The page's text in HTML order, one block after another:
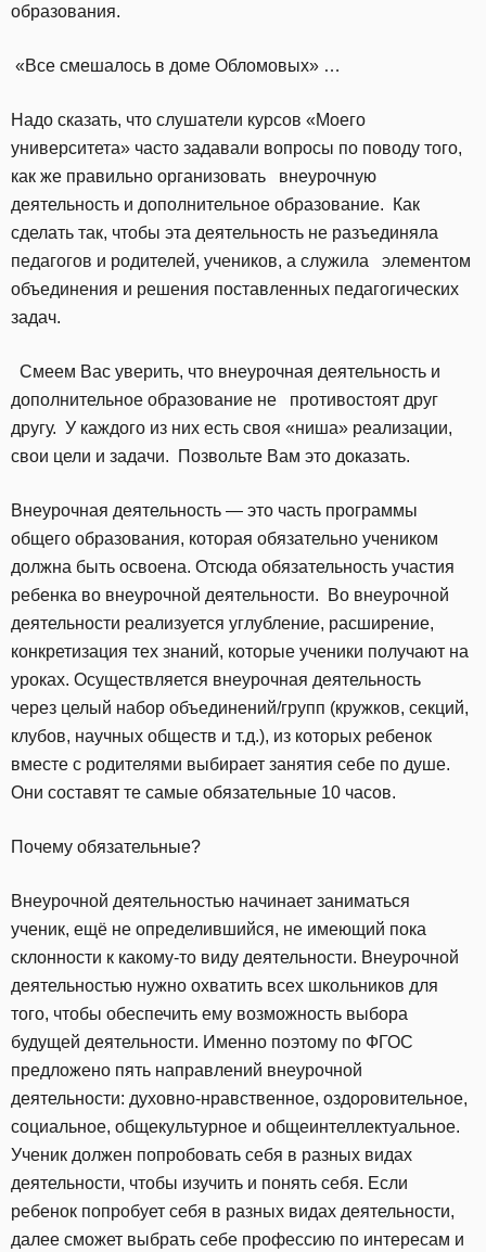
образования.
«Все смешалось в доме Обломовых» …
Надо сказать, что слушатели курсов «Моего
университета» часто задавали вопросы по поводу того,
как же правильно организовать внеурочную
деятельность и дополнительное образование. Как
сделать так, чтобы эта деятельность не разъединяла
педагогов и родителей, учеников, а служила элементом
объединения и решения поставленных педагогических
задач.
Смеем Вас уверить, что внеурочная деятельность и
дополнительное образование не противостоят друг
другу. У каждого из них есть своя «ниша» реализации,
свои цели и задачи. Позвольте Вам это доказать.
Внеурочная деятельность — это часть программы
общего образования, которая обязательно учеником
должна быть освоена. Отсюда обязательность участия
ребенка во внеурочной деятельности. Во внеурочной
деятельности реализуется углубление, расширение,
конкретизация тех знаний, которые ученики получают на
уроках. Осуществляется внеурочная деятельность
через целый набор объединений/групп (кружков, секций,
клубов, научных обществ и т.д.), из которых ребенок
вместе с родителями выбирает занятия себе по душе.
Они составят те самые обязательные 10 часов.
Почему обязательные?
Внеурочной деятельностью начинает заниматься
ученик, ещё не определившийся, не имеющий пока
склонности к какому-то виду деятельности. Внеурочной
деятельностью нужно охватить всех школьников для
того, чтобы обеспечить ему возможность выбора
будущей деятельности. Именно поэтому по ФГОС
предложено пять направлений внеурочной
деятельности: духовно-нравственное, оздоровительное,
социальное, общекультурное и общеинтеллектуальное.
Ученик должен попробовать себя в разных видах
деятельности, чтобы изучить и понять себя. Если
ребенок попробует себя в разных видах деятельности,
далее сможет выбрать себе профессию по интересам и